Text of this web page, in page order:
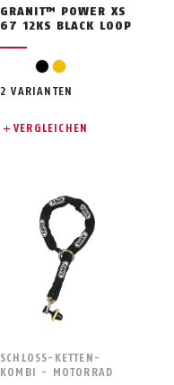
GRANIT™ POWER XS
67 12KS BLACK LOOP
blackyellow
2 VARIANTEN
VERGLEICHEN
SCHLOSS-KETTEN-
KOMBI - MOTORRAD